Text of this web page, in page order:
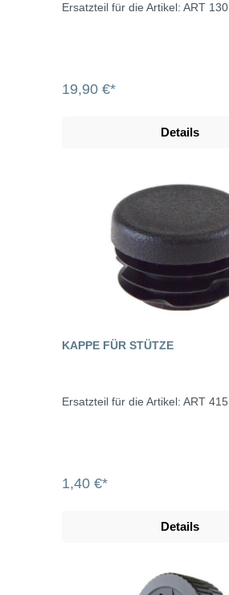
Ersatzteil für die Artikel: ART 130
19,90 €*
Details
KAPPE FÜR STÜTZE
Ersatzteil für die Artikel: ART 415
1,40 €*
Details